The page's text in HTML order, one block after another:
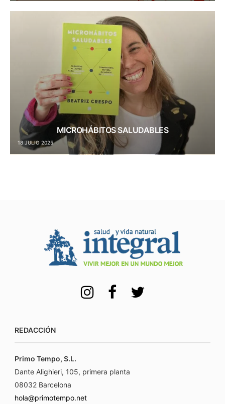
MICROHÁBITOS SALUDABLES
18 JULIO 2025
REDACCIÓN
Primo Tempo, S.L.
Dante Alighieri, 105, primera planta
08032 Barcelona
hola@primotempo.net